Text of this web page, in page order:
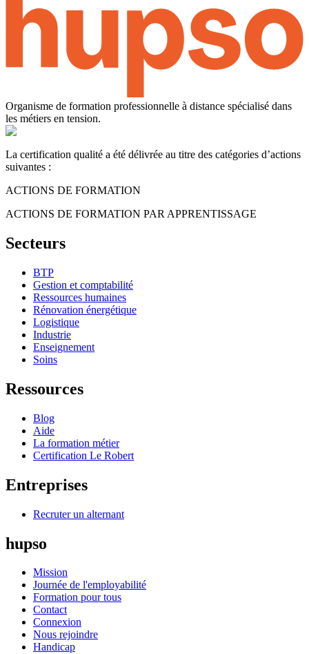
Organisme de formation professionnelle à distance spécialisé dans
les métiers en tension.
La certification qualité a été délivrée au titre des catégories d’actions
suivantes :
ACTIONS DE FORMATION
ACTIONS DE FORMATION PAR APPRENTISSAGE
Secteurs
BTP
Gestion et comptabilité
Ressources humaines
Rénovation énergétique
Logistique
Industrie
Enseignement
Soins
Ressources
Blog
Aide
La formation métier
Certification Le Robert
Entreprises
Recruter un alternant
hupso
Mission
Journée de l'employabilité
Formation pour tous
Contact
Connexion
Nous rejoindre
Handicap